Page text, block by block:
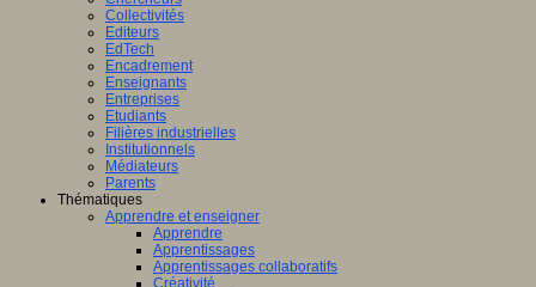
Collectivités
Editeurs
EdTech
Encadrement
Enseignants
Entreprises
Etudiants
Filières industrielles
Institutionnels
Médiateurs
Parents
Thématiques
Apprendre et enseigner
Apprendre
Apprentissages
Apprentissages collaboratifs
Créativité